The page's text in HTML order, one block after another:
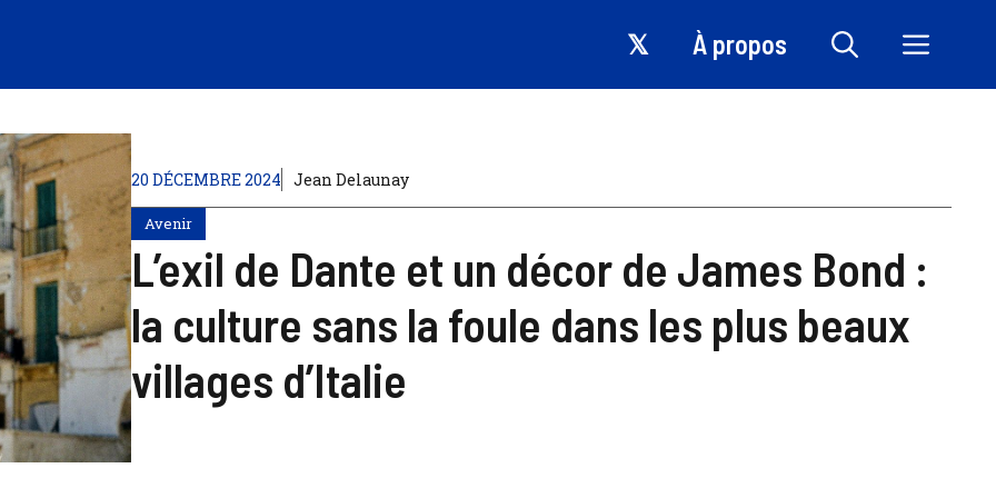
𝕏 À propos
20 DÉCEMBRE 2024 Jean Delaunay
Avenir
L’exil de Dante et un décor de James Bond :
la culture sans la foule dans les plus beaux
villages d’Italie